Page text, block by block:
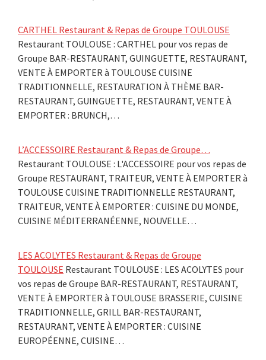
CARTHEL Restaurant & Repas de Groupe TOULOUSE
Restaurant TOULOUSE : CARTHEL pour vos repas de
Groupe BAR-RESTAURANT, GUINGUETTE, RESTAURANT,
VENTE À EMPORTER à TOULOUSE CUISINE
TRADITIONNELLE, RESTAURATION À THÈME BAR-
RESTAURANT, GUINGUETTE, RESTAURANT, VENTE À
EMPORTER : BRUNCH,…
L’ACCESSOIRE Restaurant & Repas de Groupe…
Restaurant TOULOUSE : L'ACCESSOIRE pour vos repas de
Groupe RESTAURANT, TRAITEUR, VENTE À EMPORTER à
TOULOUSE CUISINE TRADITIONNELLE RESTAURANT,
TRAITEUR, VENTE À EMPORTER : CUISINE DU MONDE,
CUISINE MÉDITERRANÉENNE, NOUVELLE…
LES ACOLYTES Restaurant & Repas de Groupe
TOULOUSE Restaurant TOULOUSE : LES ACOLYTES pour
vos repas de Groupe BAR-RESTAURANT, RESTAURANT,
VENTE À EMPORTER à TOULOUSE BRASSERIE, CUISINE
TRADITIONNELLE, GRILL BAR-RESTAURANT,
RESTAURANT, VENTE À EMPORTER : CUISINE
EUROPÉENNE, CUISINE…